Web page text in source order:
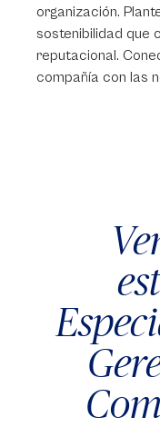
organización.
sostenibilidad que
reputacional.
compañía con las